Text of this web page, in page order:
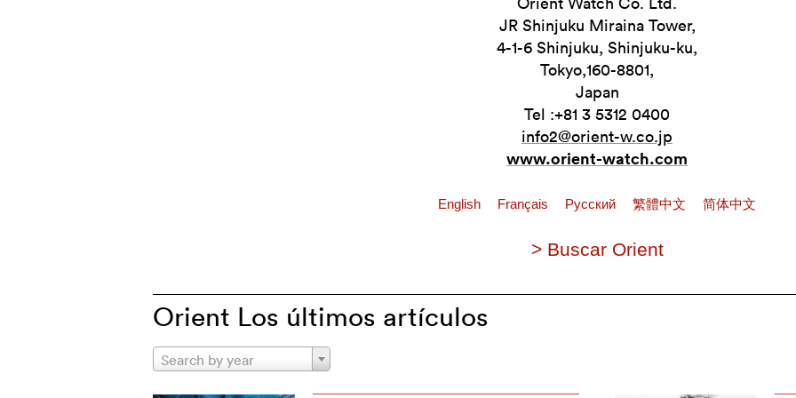
JR Shinjuku Miraina Tower,
4-1-6 Shinjuku, Shinjuku-ku,
Tokyo,160-8801,
Japan
Tel :+81 3 5312 0400
info2@orient-w.co.jp
www.orient-watch.com
English Français Pусский 繁體中文 简体中文
> Buscar Orient
Orient Los últimos artículos
Search by year